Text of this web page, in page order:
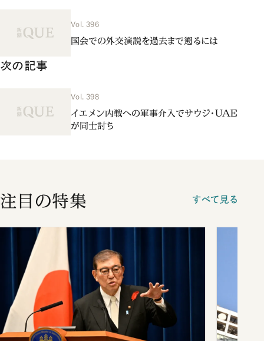
Vol. 396
国会での外交演説を過去まで遡るには
次の記事
Vol. 398
イエメン内戦への軍事介入でサウジ・UAE
が同士討ち
注目の特集 すべて見る